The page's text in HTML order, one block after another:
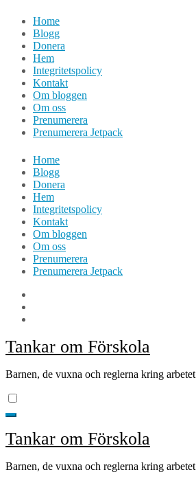
Hoppa
innehåll
Home
Blogg
Donera
Hem
Integritetspolicy
Kontakt
Om bloggen
Om oss
Prenumerera
Prenumerera Jetpack
Home
Blogg
Donera
Hem
Integritetspolicy
Kontakt
Om bloggen
Om oss
Prenumerera
Prenumerera Jetpack
Tankar om Förskola
Barnen, de vuxna och reglerna kring arbetet
Tankar om Förskola
Barnen, de vuxna och reglerna kring arbetet